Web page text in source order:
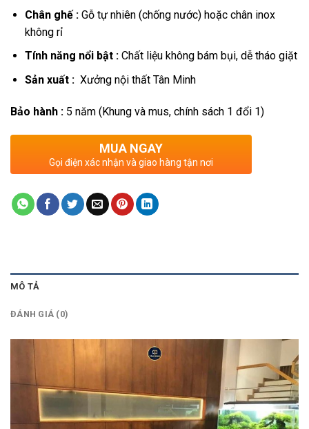
Chân ghế :Gỗ tự nhiên (chống nước) hoặc chân inox
không rỉ
Tính năng nổi bật :Chất liệu không bám bụi, dễ tháo giặt
Sản xuất : Xưởng nội thất Tân Minh
Bảo hành : 5 năm (Khung và mus, chính sách 1 đổi 1)
MUA NGAY
Gọi điện xác nhận và giao hàng tận nơi
MÔ TẢ
ĐÁNH GIÁ (0)